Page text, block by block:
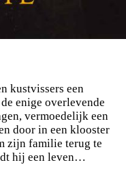
kustvissers een
enige overlevende
vermoedelijk een
door in een klooster
zijn familie terug te
hij een leven…